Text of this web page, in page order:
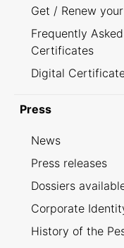
Get / Renew
Frequently
Certificates
Digital
Press
News
Press releases
Dossiers
Corporate
History of the